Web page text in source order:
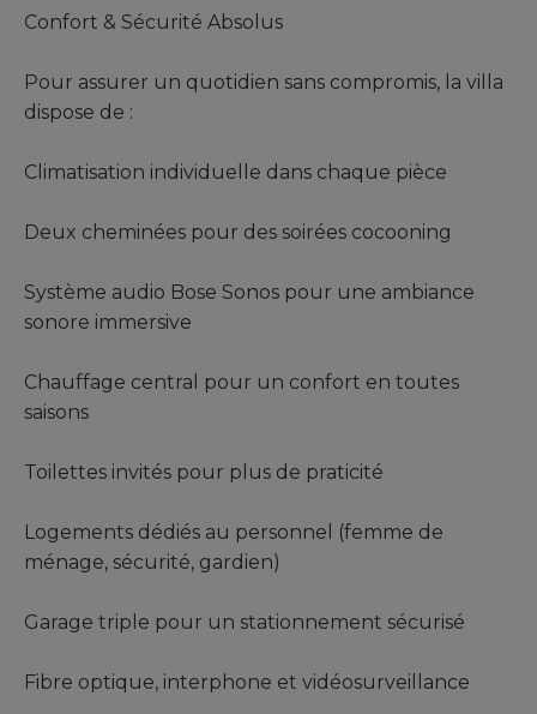
Confort & Sécurité Absolus
Pour assurer un quotidien sans compromis, la villa
dispose de :
Climatisation individuelle dans chaque pièce
Deux cheminées pour des soirées cocooning
Système audio Bose Sonos pour une ambiance
sonore immersive
Chauffage central pour un confort en toutes
saisons
Toilettes invités pour plus de praticité
Logements dédiés au personnel (femme de
ménage, sécurité, gardien)
Garage triple pour un stationnement sécurisé
Fibre optique, interphone et vidéosurveillance